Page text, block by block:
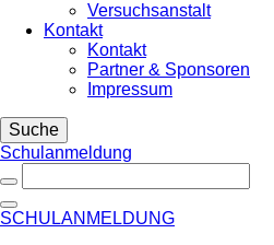
Versuchsanstalt
Kontakt
Kontakt
Partner & Sponsoren
Impressum
Suche
Schulanmeldung
SCHULANMELDUNG